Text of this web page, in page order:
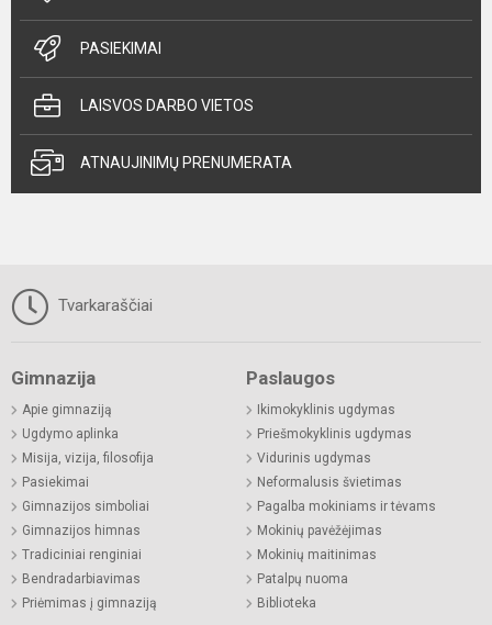
PASIEKIMAI
LAISVOS DARBO VIETOS
ATNAUJINIMŲ PRENUMERATA
Tvarkaraščiai
Gimnazija
Apie gimnaziją
Ugdymo aplinka
Misija, vizija, filosofija
Pasiekimai
Gimnazijos simboliai
Gimnazijos himnas
Tradiciniai renginiai
Bendradarbiavimas
Priėmimas į gimnaziją
Paslaugos
Ikimokyklinis ugdymas
Priešmokyklinis ugdymas
Vidurinis ugdymas
Neformalusis švietimas
Pagalba mokiniams ir tėvams
Mokinių pavėžėjimas
Mokinių maitinimas
Patalpų nuoma
Biblioteka